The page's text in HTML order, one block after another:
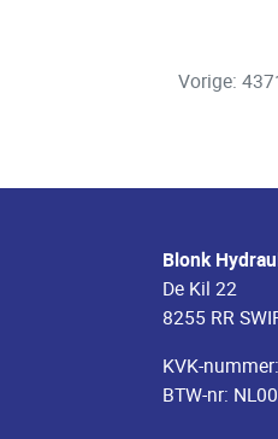
Vorige:
Blonk
De Kil 22
8255 RR
KVK-
BTW-nr: